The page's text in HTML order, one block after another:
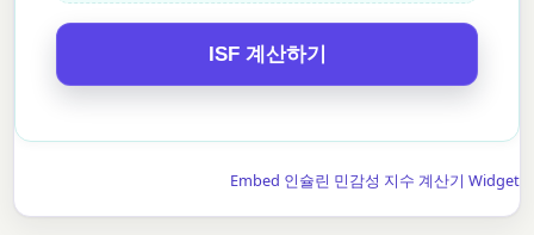
ISF 계산하기
Embed 인슐린 민감성 지수 계산기 Widget